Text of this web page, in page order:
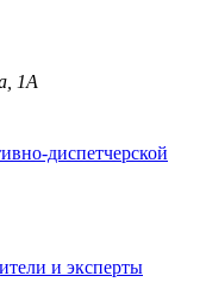
1А
диспетчерской
и эксперты